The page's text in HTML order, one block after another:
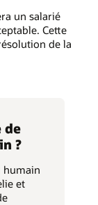
un salarié
Cette
de la
de
?
humain
et